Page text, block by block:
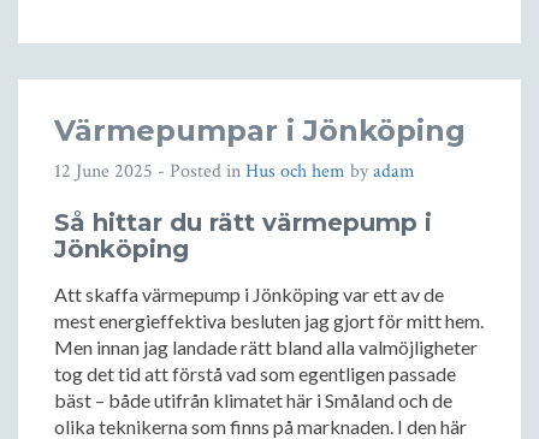
Värmepumpar i Jönköping
12 June 2025 - Posted inHus och hem byadam
Så hittar du rätt värmepump i
Jönköping
Att skaffa värmepump i Jönköping var ett av de
mest energieffektiva besluten jag gjort för mitt hem.
Men innan jag landade rätt bland alla valmöjligheter
tog det tid att förstå vad som egentligen passade
bäst – både utifrån klimatet här i Småland och de
olika teknikerna som finns på marknaden. I den här